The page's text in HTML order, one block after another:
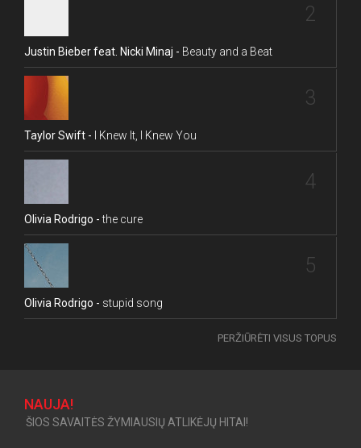
2
Justin Bieber feat. Nicki Minaj - Beauty and a Beat
3
Taylor Swift - I Knew It, I Knew You
4
Olivia Rodrigo -the cure
5
Olivia Rodrigo - stupid song
PERŽIŪRĖTI VISUS TOPUS
NAUJA!
ŠIOS SAVAITĖS ŽYMIAUSIŲ ATLIKĖJŲ HITAI!